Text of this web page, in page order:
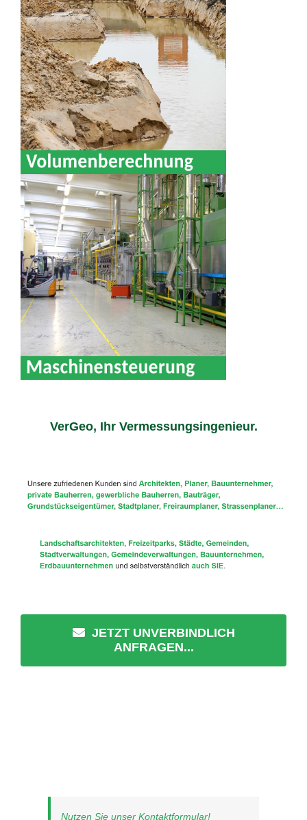
VerGeo, Ihr Vermessungsingenieur.
JETZT UNVERBINDLICH
ANFRAGEN...
Nutzen Sie unser Kontaktformular!